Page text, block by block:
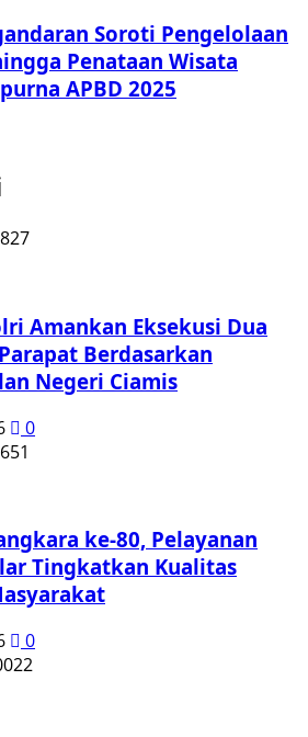
Soroti Pengelolaan
Penataan Wisata
APBD 2025
Amankan Eksekusi Dua
Berdasarkan
Negeri Ciamis
0
ke-80, Pelayanan
Tingkatkan Kualitas
0